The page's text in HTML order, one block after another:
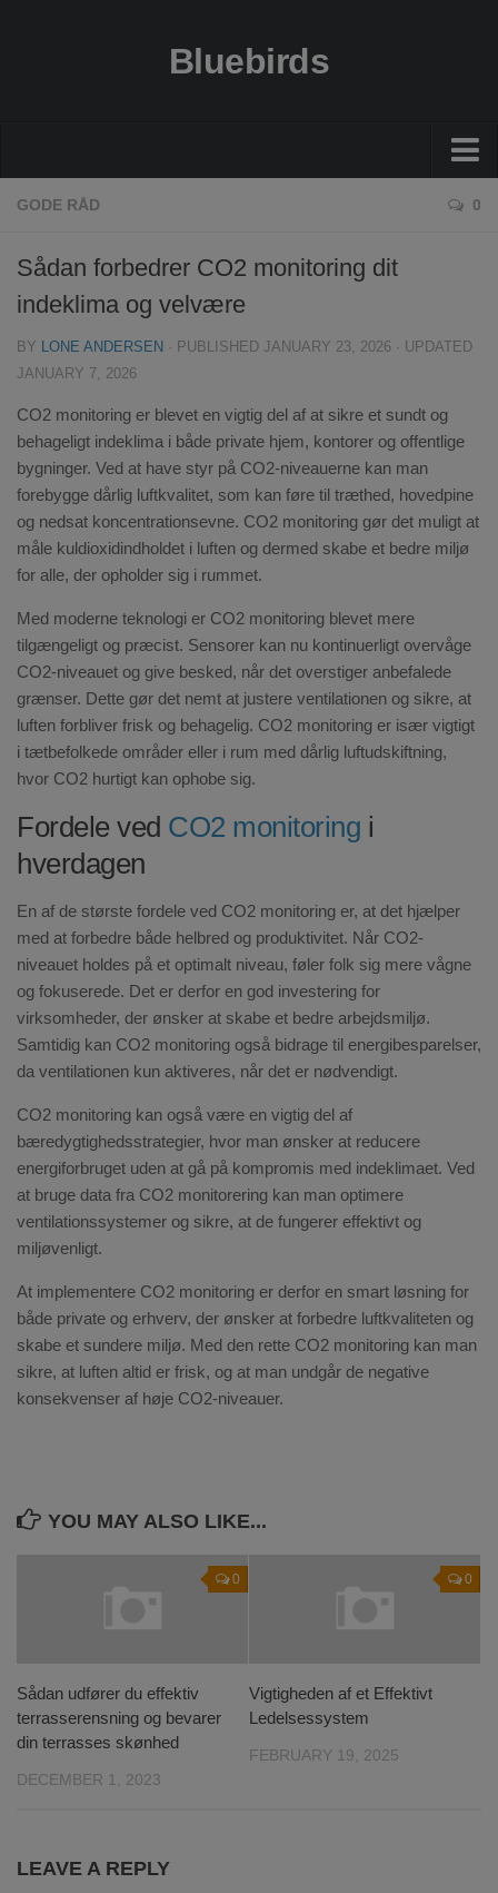
Bluebirds
Økonomi
Guides
Sundhed
Rejser
GODE RÅD 0
Sådan forbedrer CO2 monitoring dit
indeklima og velvære
BY LONE ANDERSEN · PUBLISHED JANUARY 23, 2026 · UPDATED
JANUARY 7, 2026
CO2 monitoring er blevet en vigtig del af at sikre et sundt og
behageligt indeklima i både private hjem, kontorer og offentlige
bygninger. Ved at have styr på CO2-niveauerne kan man
forebygge dårlig luftkvalitet, som kan føre til træthed, hovedpine
og nedsat koncentrationsevne. CO2 monitoring gør det muligt at
måle kuldioxidindholdet i luften og dermed skabe et bedre miljø
for alle, der opholder sig i rummet.
Med moderne teknologi er CO2 monitoring blevet mere
tilgængeligt og præcist. Sensorer kan nu kontinuerligt overvåge
CO2-niveauet og give besked, når det overstiger anbefalede
grænser. Dette gør det nemt at justere ventilationen og sikre, at
luften forbliver frisk og behagelig. CO2 monitoring er især vigtigt
i tætbefolkede områder eller i rum med dårlig luftudskiftning,
hvor CO2 hurtigt kan ophobe sig.
Fordele ved CO2 monitoring i
hverdagen
En af de største fordele ved CO2 monitoring er, at det hjælper
med at forbedre både helbred og produktivitet. Når CO2-
niveauet holdes på et optimalt niveau, føler folk sig mere vågne
og fokuserede. Det er derfor en god investering for
virksomheder, der ønsker at skabe et bedre arbejdsmiljø.
Samtidig kan CO2 monitoring også bidrage til energibesparelser,
da ventilationen kun aktiveres, når det er nødvendigt.
CO2 monitoring kan også være en vigtig del af
bæredygtighedsstrategier, hvor man ønsker at reducere
energiforbruget uden at gå på kompromis med indeklimaet. Ved
at bruge data fra CO2 monitorering kan man optimere
ventilationssystemer og sikre, at de fungerer effektivt og
miljøvenligt.
At implementere CO2 monitoring er derfor en smart løsning for
både private og erhverv, der ønsker at forbedre luftkvaliteten og
skabe et sundere miljø. Med den rette CO2 monitoring kan man
sikre, at luften altid er frisk, og at man undgår de negative
konsekvenser af høje CO2-niveauer.
YOU MAY ALSO LIKE...
0
Sådan udfører du effektiv
terrasserensning og bevarer
din terrasses skønhed
DECEMBER 1, 2023
0
Vigtigheden af et Effektivt
Ledelsessystem
FEBRUARY 19, 2025
LEAVE A REPLY